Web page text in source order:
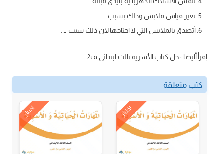
تغير قياس ملابس وذلك بسبب
أتصدق بالملابس التي لا احتاجها لان ذلك سبب لـ :
إقرأ أايضا : حل كتاب الأسرية ثالث ابتدائي ف2
كتب متعلقة
اختبار اختبار